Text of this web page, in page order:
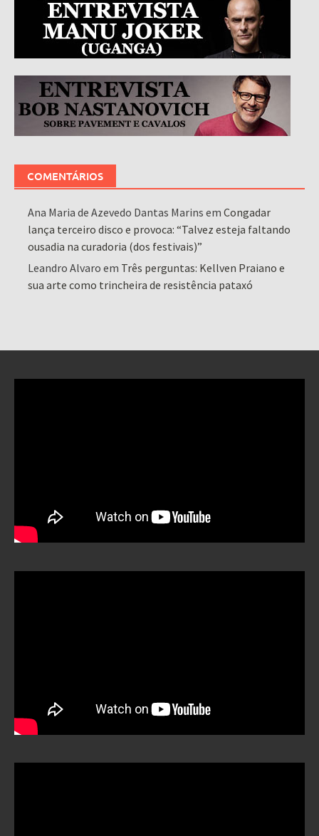
COMENTÁRIOS
Ana Maria de Azevedo Dantas Marins emCongadar
lança terceiro disco e provoca: “Talvez esteja faltando
ousadia na curadoria (dos festivais)”
Leandro Alvaro em Três perguntas: Kellven Praiano e
sua arte como trincheira de resistência pataxó